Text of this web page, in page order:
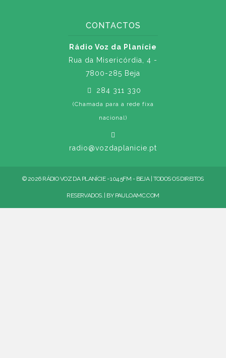
CONTACTOS
Rádio Voz da Planície
Rua da Misericórdia, 4 -
7800-285 Beja
284 311 330
(Chamada para a rede fixa
nacional)
radio@vozdaplanicie.pt
© 2026 RÁDIO VOZ DA PLANÍCIE - 104.5FM - BEJA | TODOS OS DIREITOS
RESERVADOS. | BY PAULOAMC.COM